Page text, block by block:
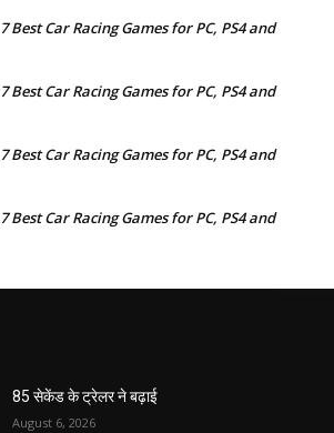
Best Car Racing Games for PC, PS4 and
Best Car Racing Games for PC, PS4 and
Best Car Racing Games for PC, PS4 and
Best Car Racing Games for PC, PS4 and
85 सेकेंड के ट्रेलर ने बढ़ाई
August 6, 2026